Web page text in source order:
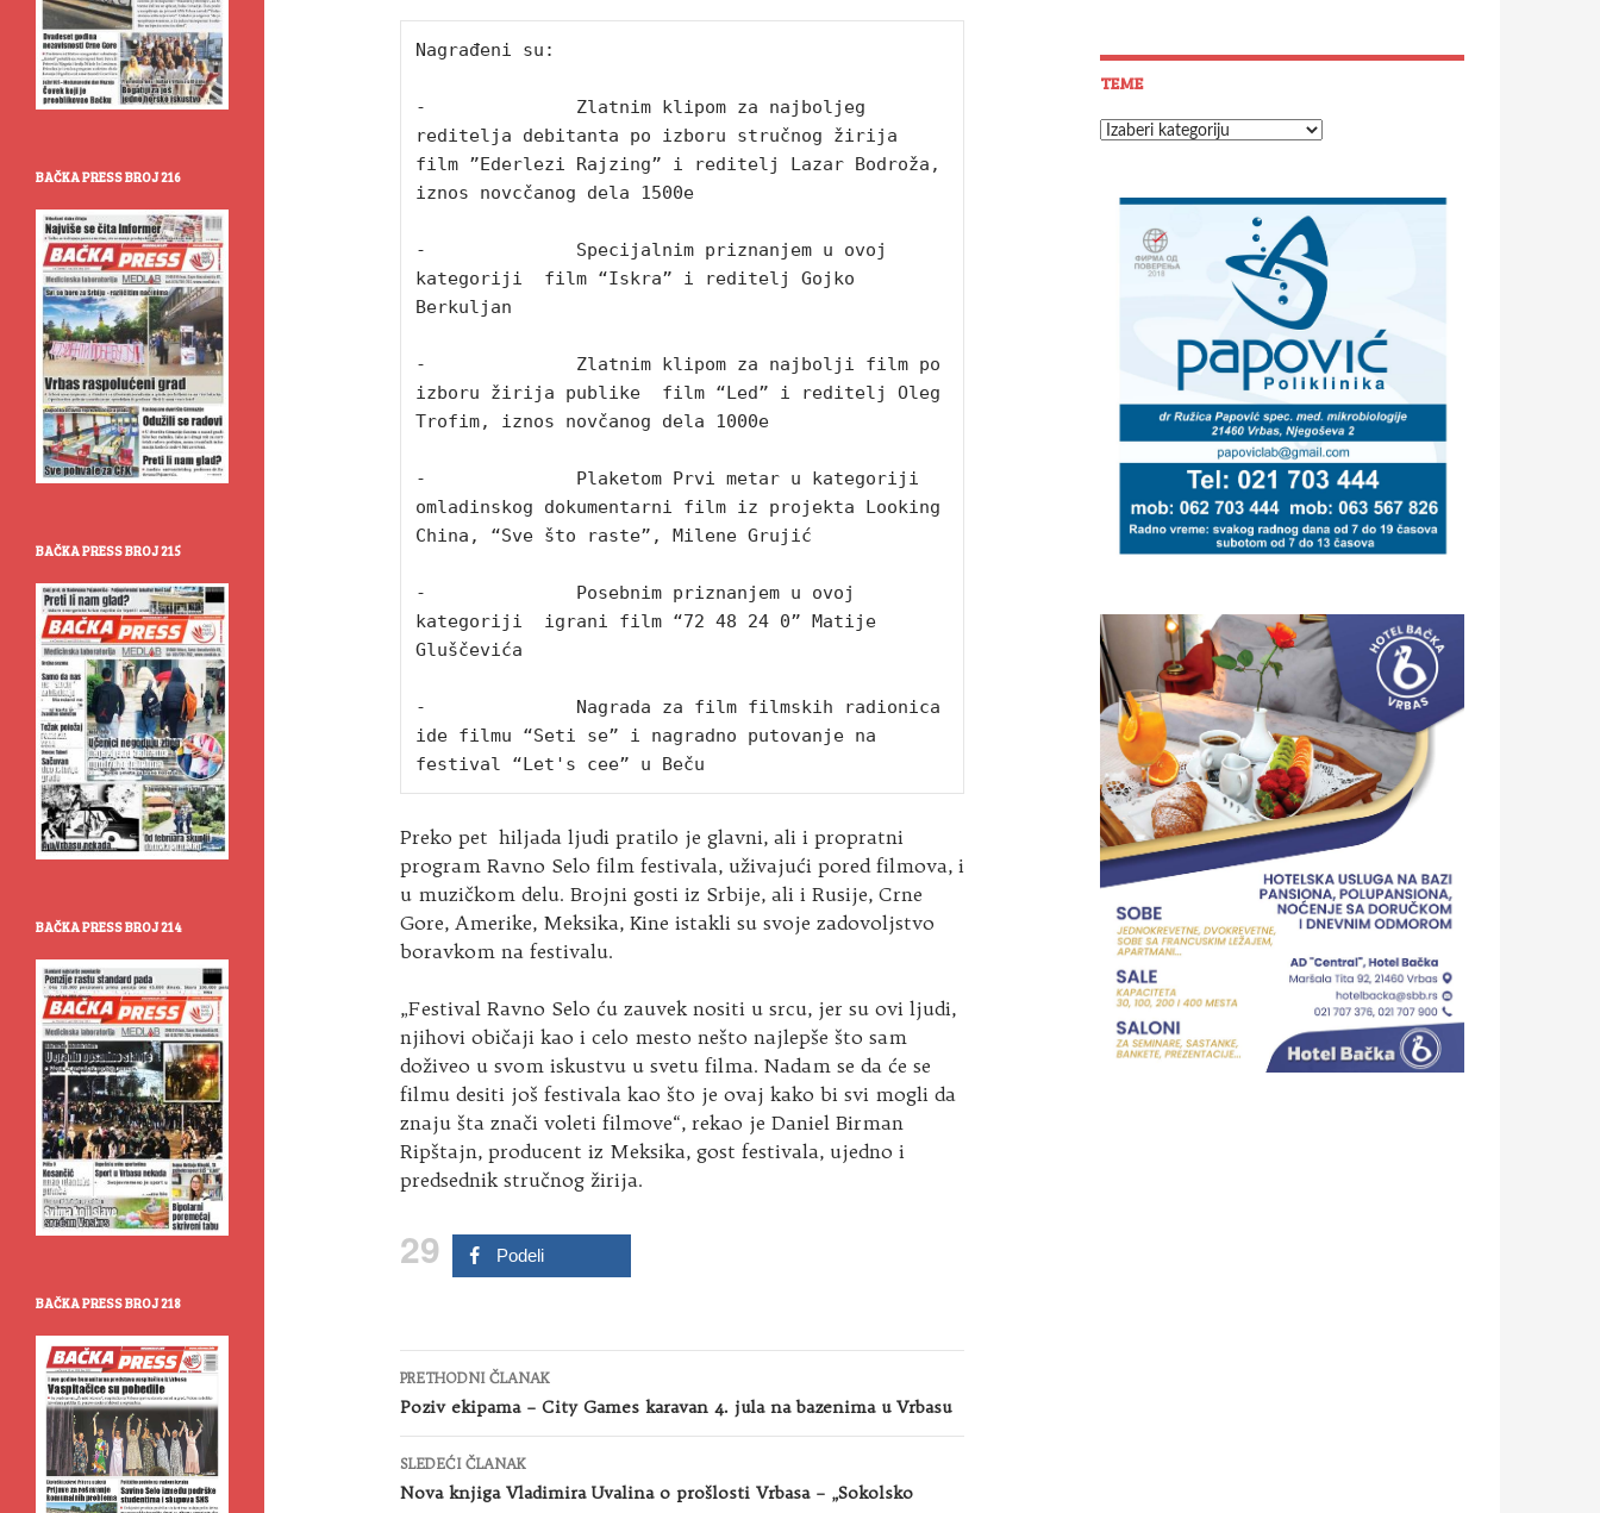
Nagrađeni su:
-              Zlatnim klipom za najboljeg
reditelja debitanta po izboru stručnog žirija
film ”Ederlezi Rajzing” i reditelj Lazar Bodroža,
iznos novcčanog dela 1500e
-              Specijalnim priznanjem u ovoj
kategoriji  film “Iskra” i reditelj Gojko
Berkuljan
-              Zlatnim klipom za najbolji film po
izboru žirija publike  film “Led” i reditelj Oleg
Trofim, iznos novčanog dela 1000e
-              Plaketom Prvi metar u kategoriji
omladinskog dokumentarni film iz projekta Looking
China, “Sve što raste”, Milene Grujić
-              Posebnim priznanjem u ovoj
kategoriji  igrani film “72 48 24 0” Matije
Gluščevića
-              Nagrada za film filmskih radionica
ide filmu “Seti se” i nagradno putovanje na
festival “Let's cee” u Beču
Preko pet hiljada ljudi pratilo je glavni, ali i propratni
program Ravno Selo film festivala, uživajući pored filmova, i
u muzičkom delu. Brojni gosti iz Srbije, ali i Rusije, Crne
Gore, Amerike, Meksika, Kine istakli su svoje zadovoljstvo
boravkom na festivalu.
„Festival Ravno Selo ću zauvek nositi u srcu, jer su ovi ljudi,
njihovi običaji kao i celo mesto nešto najlepše što sam
doživeo u svom iskustvu u svetu filma. Nadam se da će se
filmu desiti još festivala kao što je ovaj kako bi svi mogli da
znaju šta znači voleti filmove“, rekao je Daniel Birman
Ripštajn, producent iz Meksika, gost festivala, ujedno i
predsednik stručnog žirija.
29 Podeli
Kretanje
članaka
PRETHODNI ČLANAK
Poziv ekipama – City Games karavan 4. jula na bazenima u Vrbasu
SLEDEĆI ČLANAK
Nova knjiga Vladimira Uvalina o prošlosti Vrbasa – „Sokolsko
TEME
Teme
BAČKA PRESS BROJ 216
BAČKA PRESS BROJ 215
BAČKA PRESS BROJ 214
BAČKA PRESS BROJ 218